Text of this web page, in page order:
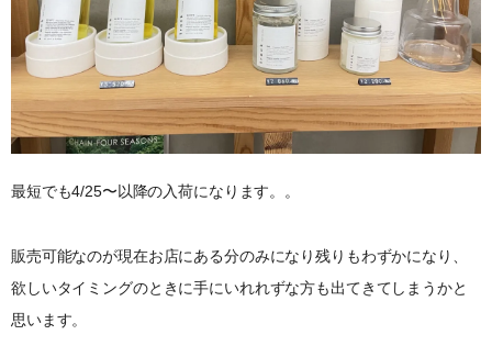
最短でも4/25〜以降の入荷になります。。
販売可能なのが現在お店にある分のみになり残りもわずかになり、
欲しいタイミングのときに手にいれれずな方も出てきてしまうかと
思います。